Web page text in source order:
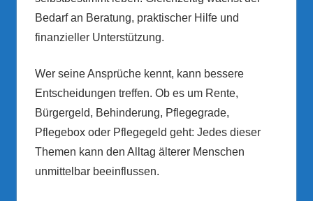
Bedarf an Beratung, praktischer Hilfe und
finanzieller Unterstützung.
Wer seine Ansprüche kennt, kann bessere
Entscheidungen treffen. Ob es um Rente,
Bürgergeld, Behinderung, Pflegegrade,
Pflegebox oder Pflegegeld geht: Jedes dieser
Themen kann den Alltag älterer Menschen
unmittelbar beeinflussen.